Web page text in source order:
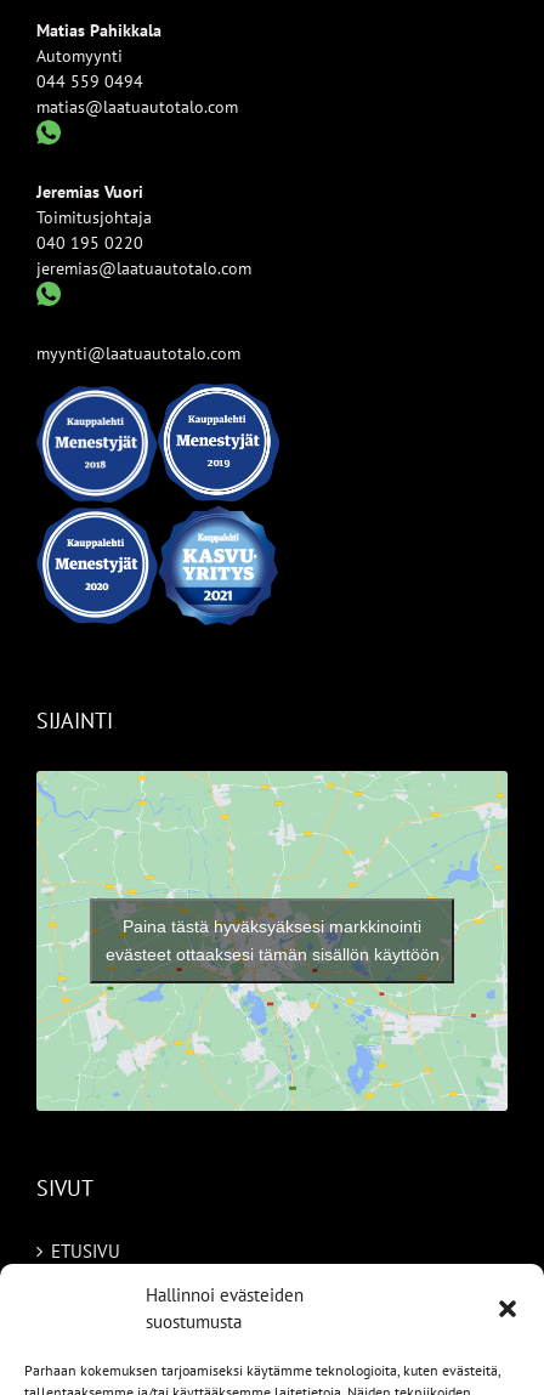
Hallinnoi evästeiden
suostumusta
Parhaan kokemuksen tarjoamiseksi käytämme teknologioita, kuten evästeitä,
Matias Pahikkala
Automyynti
044 559 0494
matias@laatuautotalo.com
Jeremias Vuori
Toimitusjohtaja
040 195 0220
jeremias@laatuautotalo.com
myynti@laatuautotalo.com
SIJAINTI
Paina tästä hyväksyäksesi markkinointi
evästeet ottaaksesi tämän sisällön käyttöön
SIVUT
ETUSIVU